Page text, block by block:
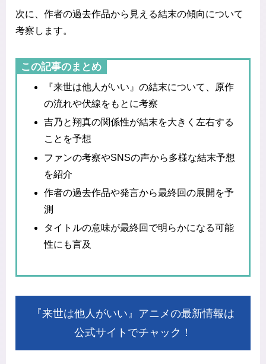
次に、作者の過去作品から見える結末の傾向について
考察します。
この記事のまとめ
『来世は他人がいい』の結末について、原作
の流れや伏線をもとに考察
吉乃と翔真の関係性が結末を大きく左右する
ことを予想
ファンの考察やSNSの声から多様な結末予想
を紹介
作者の過去作品や発言から最終回の展開を予
測
タイトルの意味が最終回で明らかになる可能
性にも言及
『来世は他人がいい』アニメの最新情報は
公式サイトでチャック！